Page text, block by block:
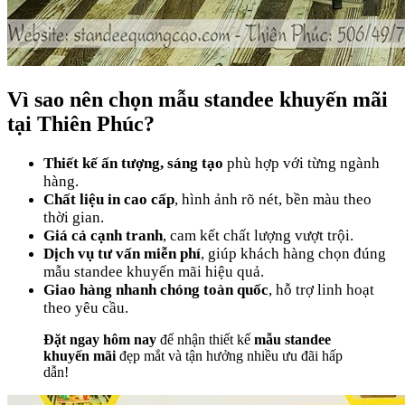
Vì sao nên chọn mẫu standee khuyến mãi
tại Thiên Phúc?
Thiết kế ấn tượng, sáng tạo phù hợp với từng ngành
hàng.
Chất liệu in cao cấp, hình ảnh rõ nét, bền màu theo
thời gian.
Giá cả cạnh tranh, cam kết chất lượng vượt trội.
Dịch vụ tư vấn miễn phí, giúp khách hàng chọn đúng
mẫu standee khuyến mãi hiệu quả.
Giao hàng nhanh chóng toàn quốc, hỗ trợ linh hoạt
theo yêu cầu.
Đặt ngay hôm nay để nhận thiết kế mẫu standee
khuyến mãi đẹp mắt và tận hưởng nhiều ưu đãi hấp
dẫn!